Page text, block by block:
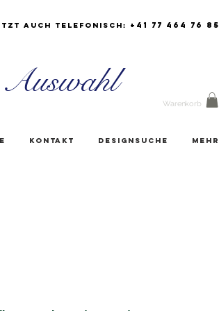
auch Telefonisch: +41 77 464 76 85
Warenkorb
Kontakt Designsuche Mehr